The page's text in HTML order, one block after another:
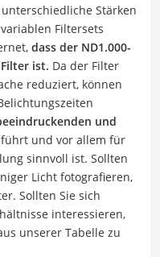
Stärken
Filtersets
dass der ND1.000-
ist. Da der Filter
reduziert, können
und
führt und vor allem für
sinnvoll ist. Sollten
Licht fotografieren,
Sollten Sie sich
interessieren,
unserer Tabelle zu